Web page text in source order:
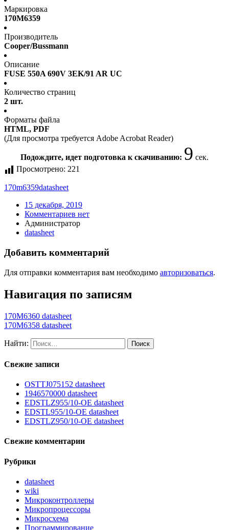
Маркировка
170M6359
Производитель
Cooper/Bussmann
Описание
FUSE 550A 690V 3EK/91 AR UC
Количество страниц
2 шт.
Форматы файла
HTML, PDF
(Для просмотра требуется Adobe Acrobat Reader)
Подождите, идет подготовка к скачиванию: 9 сек.
Просмотрено: 221
170m6359datasheet
15 декабря, 2019
Комментариев нет
Администратор
datasheet
Добавить комментарий
Для отправки комментария вам необходимо авторизоваться.
Навигация по записям
170M6360 datasheet
170M6358 datasheet
Найти:
Свежие записи
OSTTJ075152 datasheet
1946570000 datasheet
EDSTLZ955/10-OE datasheet
EDSTL955/10-OE datasheet
EDSTLZ950/10-OE datasheet
Свежие комментарии
Рубрики
datasheet
wiki
Микроконтроллеры
Микропроцессоры
Микросхема
Программирование